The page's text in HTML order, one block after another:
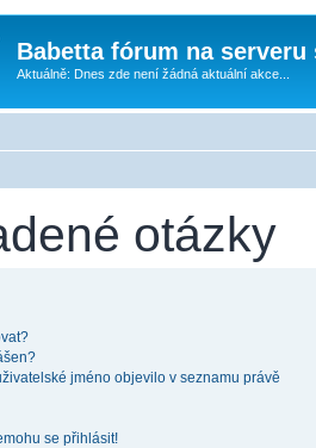
Babetta fórum na serveru
Aktuálně: Dnes zde není žádná aktuální akce...
otázky
jméno objevilo v seznamu právě
se přihlásit!